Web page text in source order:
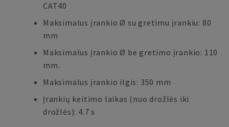
CAT40
Maksimalus įrankio Ø su gretimu įrankiu: 80
mm
Maksimalus įrankio Ø be gretimo įrankio: 110
mm.
Maksimalus įrankio ilgis: 350 mm
Įrankių keitimo laikas (nuo drožlės iki
drožlės): 4.7 s